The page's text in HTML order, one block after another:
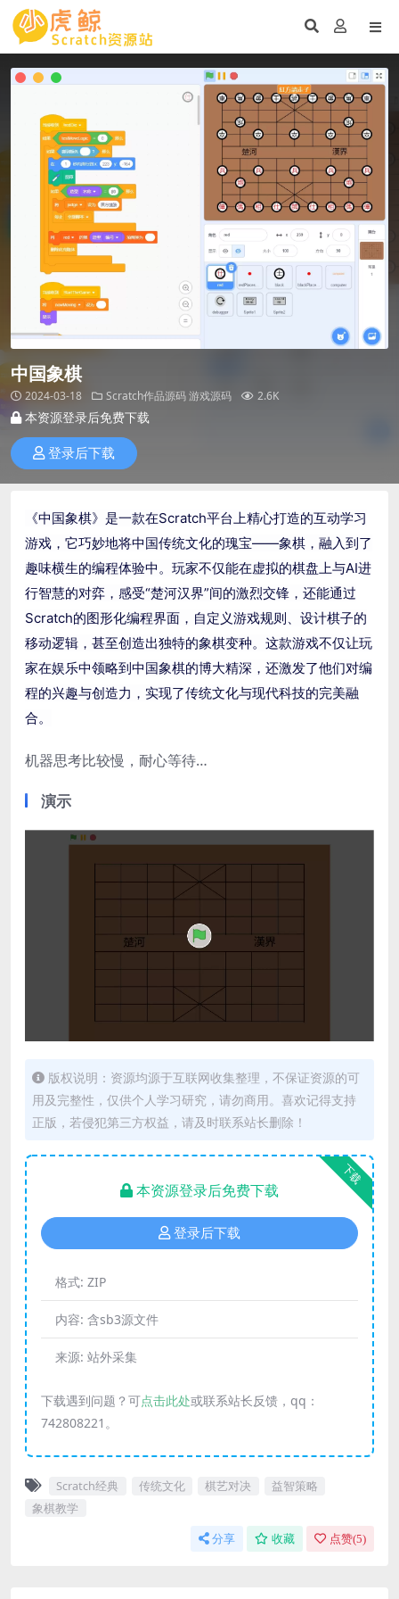
中国象棋
2024-03-18 Scratch作品源码游戏源码 2.6K
本资源登录后免费下载
登录后下载
《中国象棋》是一款在Scratch平台上精心打造的互动学习
游戏，它巧妙地将中国传统文化的瑰宝——象棋，融入到了
趣味横生的编程体验中。玩家不仅能在虚拟的棋盘上与AI进
行智慧的对弈，感受“楚河汉界”间的激烈交锋，还能通过
Scratch的图形化编程界面 ，自定义游戏规则、设计棋子的
移动逻辑，甚至创造出独特的象棋变种。这款游戏不仅让玩
家在娱乐中领略到中国象棋的博大精深，还激发了他们对编
程的兴趣与创造力，实现了传统文化与现代科技的完美融
合。
机器思考比较慢，耐心等待…
演示
版权说明：资源均源于互联网收集整理，不保证资源的可
用及完整性，仅供个人学习研究，请勿商用。喜欢记得支持
正版，若侵犯第三方权益，请及时联系站长删除！
下载
本资源登录后免费下载
登录后下载
格式: ZIP
内容: 含sb3源文件
来源: 站外采集
下载遇到问题？可点击此处或联系站长反馈，qq：
742808221。
Scratch经典 传统文化 棋艺对决
益智策略
象棋教学
分享 收藏 点赞(5)